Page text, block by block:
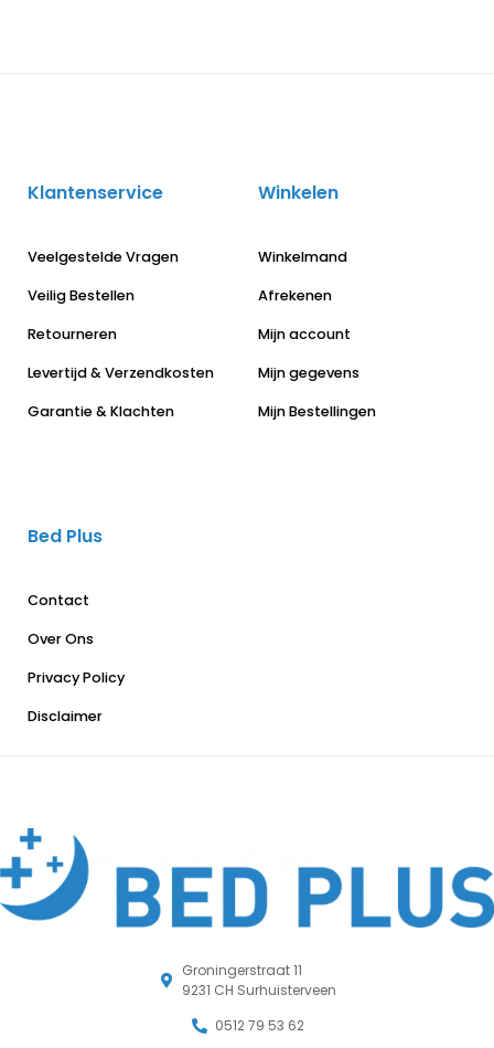
Groningerstraat 11
9231 CH Surhuisterveen
0512 79 53 62
Klantenservice
Veelgestelde Vragen
Veilig Bestellen
Retourneren
Levertijd & Verzendkosten
Garantie & Klachten
Winkelen
Winkelmand
Afrekenen
Mijn account
Mijn gegevens
Mijn Bestellingen
Bed Plus
Contact
Over Ons
Privacy Policy
Disclaimer